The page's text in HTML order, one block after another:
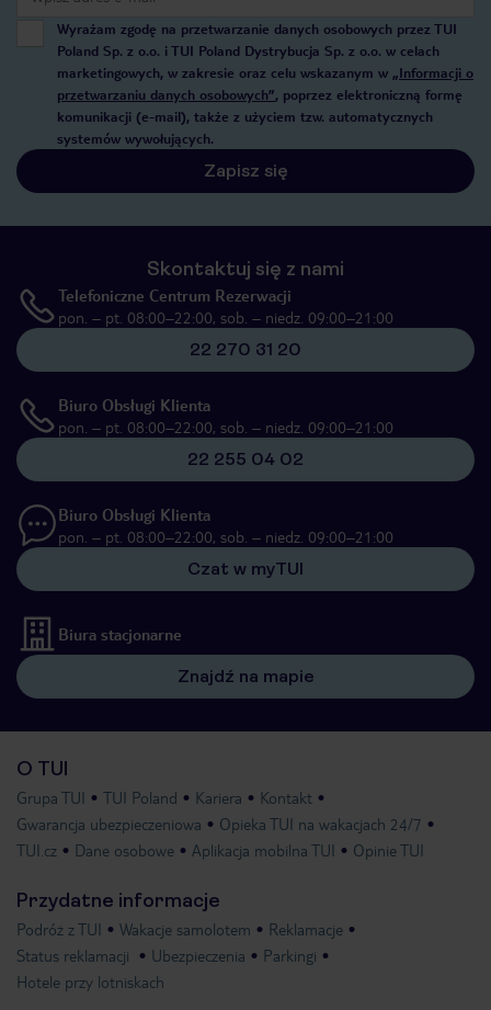
Wyrażam zgodę na przetwarzanie danych osobowych przez TUI
Poland Sp. z o.o. i TUI Poland Dystrybucja Sp. z o.o. w celach
marketingowych, w zakresie oraz celu wskazanym w „Informacji o
przetwarzaniu danych osobowych”, poprzez elektroniczną formę
komunikacji (e-mail), także z użyciem tzw. automatycznych
systemów wywołujących.
Zapisz się
Skontaktuj się z nami
Telefoniczne Centrum Rezerwacji
pon. – pt. 08:00–22:00, sob. – niedz. 09:00–21:00
22 270 31 20
Biuro Obsługi Klienta
pon. – pt. 08:00–22:00, sob. – niedz. 09:00–21:00
22 255 04 02
Biuro Obsługi Klienta
pon. – pt. 08:00–22:00, sob. – niedz. 09:00–21:00
Czat w myTUI
Biura stacjonarne
Znajdź na mapie
O TUI
Grupa TUI TUI Poland Kariera
Kontakt
Gwarancja ubezpieczeniowa
Opieka TUI na wakacjach 24/7
TUI.cz
Dane osobowe Aplikacja mobilna TUI Opinie TUI
Przydatne informacje
Podróż z TUI Wakacje samolotem
Reklamacje
Status reklamacji
Ubezpieczenia
Parkingi
Hotele przy lotniskach